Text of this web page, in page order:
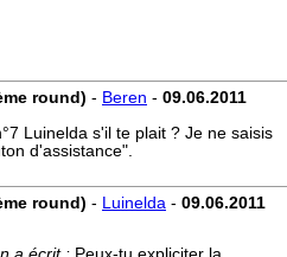
round) - Beren - 09.06.2011
Luinelda s'il te plait ? Je ne saisis
d'assistance".
round) - Luinelda - 09.06.2011